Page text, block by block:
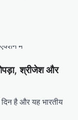
श्रीजेश और
है और यह भारतीय